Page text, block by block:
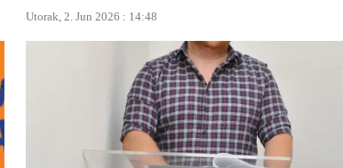
Utorak, 2. Jun 2026 : 14:48